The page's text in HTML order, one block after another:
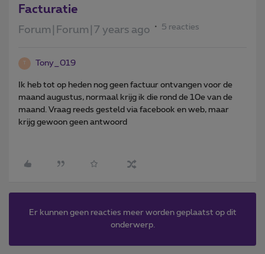
Facturatie
Forum|Forum|7 years ago 5 reacties
Tony_019
Ik heb tot op heden nog geen factuur ontvangen voor de
maand augustus, normaal krijg ik die rond de 10e van de
maand. Vraag reeds gesteld via facebook en web, maar
krijg gewoon geen antwoord
Er kunnen geen reacties meer worden geplaatst op dit
onderwerp.